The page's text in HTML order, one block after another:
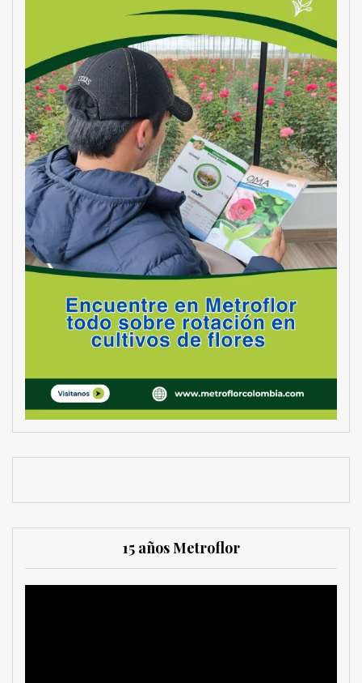
15 años Metroflor